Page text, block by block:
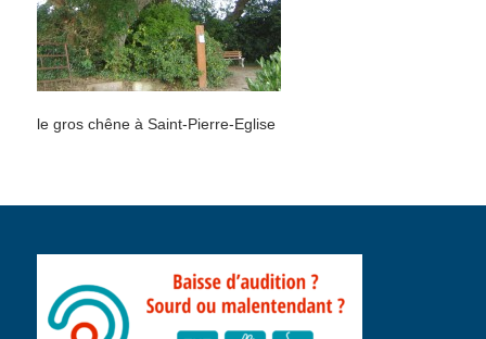
le gros chêne à Saint-Pierre-Eglise